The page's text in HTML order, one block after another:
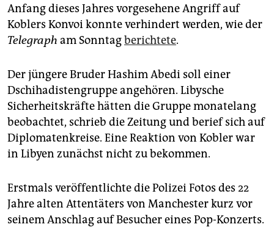
genossenschaft
epaper login
Anfang dieses Jahres vorgesehene Angriff auf
Koblers Konvoi konnte verhindert werden, wie der
Telegraph am Sonntagberichtete.
Der jüngere Bruder Hashim Abedi soll einer
Dschihadistengruppe angehören. Libysche
Sicherheitskräfte hätten die Gruppe monatelang
beobachtet, schrieb die Zeitung und berief sich auf
Diplomatenkreise. Eine Reaktion von Kobler war
in Libyen zunächst nicht zu bekommen.
Erstmals veröffentlichte die Polizei Fotos des 22
Jahre alten Attentäters von Manchester kurz vor
seinem Anschlag auf Besucher eines Pop-Konzerts.